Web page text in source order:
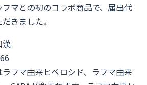
マとの初のコラボ商品で、届出代
きました。
漢
フマ由来ヒペロシド、ラフマ由来